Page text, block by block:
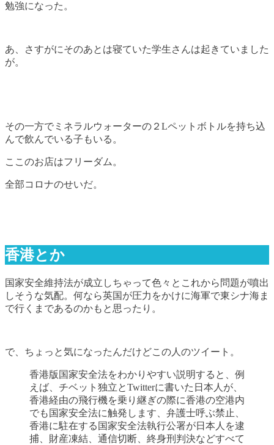
勉強になった。
あ、さすがにそのあとは寝ていた学生さんは起きていました
が。
その一方でミネラルウォーターの２Lペットボトルを持ち込
んで飲んでいる子もいる。
ここのお店はフリーダム。
全部コロナのせいだ。
香港とか
国家安全維持法が成立しちゃって色々とこれから問題が噴出
しそうな気配。何なら英国が圧力をかけに海軍で東シナ海ま
で行くまであるのかもと思ったり。
で、ちょっと気になったんだけどこの人のツイート。
香港版国家安全法をわかりやすい説明すると、例
えば、チベット独立とTwitterに書いた日本人が、
香港経由の飛行機を乗り継ぎの際に香港の空港内
でも国家安全法に触発します、弁護士呼ぶ禁止、
香港に駐在する国家安全法執行公署が日本人を逮
捕、財産凍結、通信切断、終身刑判決などすべて